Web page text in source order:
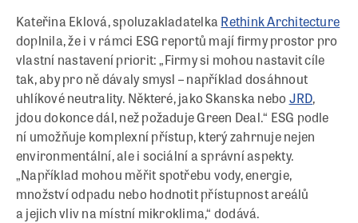
Kateřina Eklová, spoluzakladatelka Rethink Architecture
doplnila, že i v rámci ESG reportů mají firmy prostor pro
vlastní nastavení priorit: „Firmy si mohou nastavit cíle
tak, aby pro ně dávaly smysl – například dosáhnout
uhlíkové neutrality. Některé, jako Skanska nebo JRD,
jdou dokonce dál, než požaduje Green Deal.“ ESG podle
ní umožňuje komplexní přístup, který zahrnuje nejen
environmentální, ale i sociální a správní aspekty.
„Například mohou měřit spotřebu vody, energie,
množství odpadu nebo hodnotit přístupnost areálů
a jejich vliv na místní mikroklima,“ dodává.